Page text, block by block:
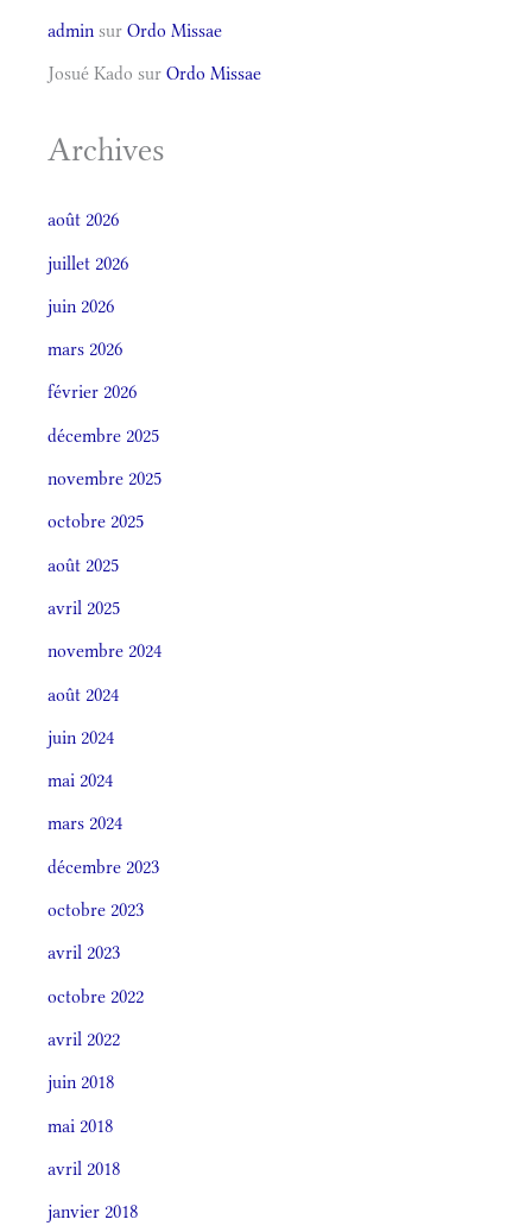
admin sur Ordo Missae
Josué Kado sur Ordo Missae
Archives
août 2026
juillet 2026
juin 2026
mars 2026
février 2026
décembre 2025
novembre 2025
octobre 2025
août 2025
avril 2025
novembre 2024
août 2024
juin 2024
mai 2024
mars 2024
décembre 2023
octobre 2023
avril 2023
octobre 2022
avril 2022
juin 2018
mai 2018
avril 2018
janvier 2018